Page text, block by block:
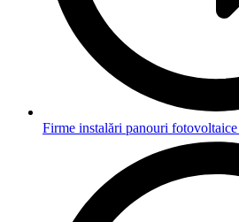
Firme instalări panouri